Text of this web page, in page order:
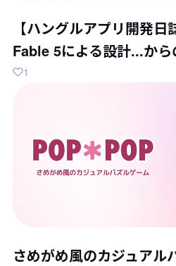
【ハングルアプリ開発
Fable 5による設計...か
1
さめがめ風のカジュアル